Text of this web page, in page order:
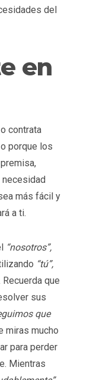
del
en
contrata
porque los
más fácil y
a ti.
“nosotros”,
“tú”,
Recuerda que
sus
que
miras mucho
para perder
Mientras